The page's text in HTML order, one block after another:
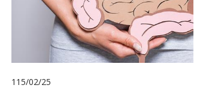
115/02/25